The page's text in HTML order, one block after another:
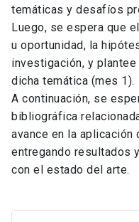
temáticas y desafíos
Luego, se espera que
u oportunidad, la
investigación, y
dicha temática (mes 1).
A continuación, se
bibliográfica
avance en la
entregando resultados
con el estado del arte.